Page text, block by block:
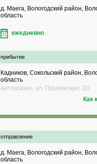
д. Маега, Вологодский район,
область
ежедневно
прибытие
Кадников, Сокольский район,
область
Автовокзал, ул. Пушкинская, 20
Как
отправление
д. Маега, Вологодский район,
область